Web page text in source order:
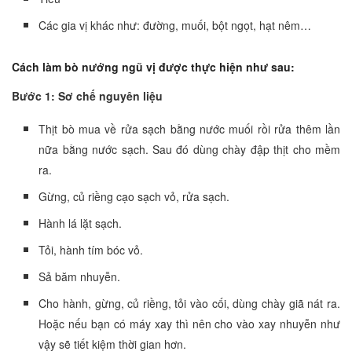
Các gia vị khác như: đường, muối, bột ngọt, hạt nêm…
Cách làm bò nướng ngũ vị được thực hiện như sau:
Bước 1: Sơ chế nguyên liệu
Thịt bò mua về rửa sạch bằng nước muối rồi rửa thêm lần
nữa bằng nước sạch. Sau đó dùng chày đập thịt cho mềm
ra.
Gừng, củ riềng cạo sạch vỏ, rửa sạch.
Hành lá lặt sạch.
Tỏi, hành tím bóc vỏ.
Sả băm nhuyễn.
Cho hành, gừng, củ riềng, tỏi vào cối, dùng chày giã nát ra.
Hoặc nếu bạn có máy xay thì nên cho vào xay nhuyễn như
vậy sẽ tiết kiệm thời gian hơn.